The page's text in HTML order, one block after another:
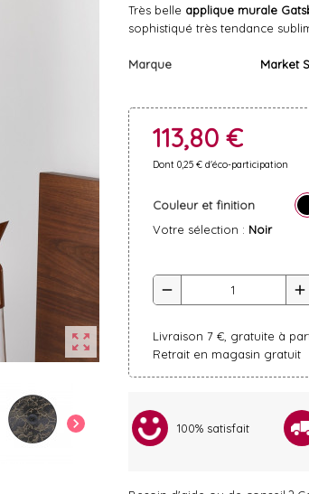
zoom_out_map
chevron_right
Très belle applique murale
sophistiqué très tendance
Marque Market
113,80 €
Dont 0,25 € d'éco-participation
Couleur et finition
Votre sélection : Noir
remove add
Livraison 7 €, gratuite à
Retrait en magasin gratuit
100% satisfait